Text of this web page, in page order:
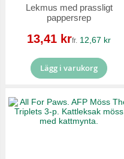
Lekmus med prassligt
pappersrep
Reapris
13,41 krfr. 12,67 kr
Lägg i varukorg